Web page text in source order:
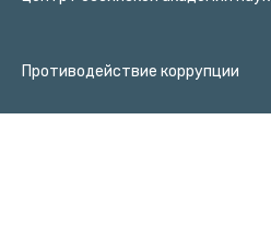
Противодействие коррупции